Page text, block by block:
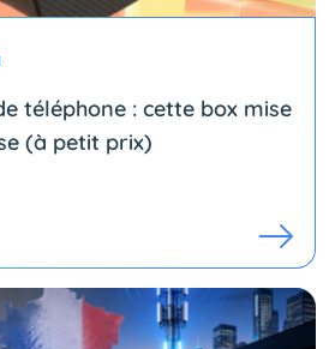
téléphone : cette box mise
(à petit prix)